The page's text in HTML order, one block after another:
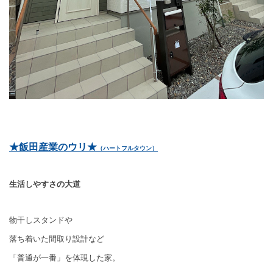
★飯田産業のウリ★ （ハートフルタウン）
生活しやすさの大道
物干しスタンドや
落ち着いた間取り設計など
「普通が一番」を体現した家。